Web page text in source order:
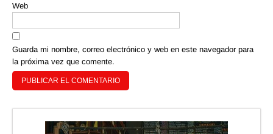
Web
Guarda mi nombre, correo electrónico y web en este navegador para
la próxima vez que comente.